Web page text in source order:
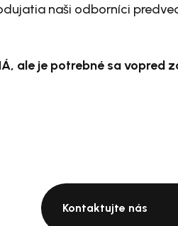
naši odborníci
ale je potrebné sa vopred
Kontaktujte nás